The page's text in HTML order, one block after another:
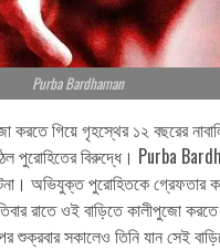
Purba Bardhaman
গিয়ে গৃহস্থের ১২ বছরের
পুরোহিতের বিরুদ্ধে। Purba
অভিযুক্ত পুরোহিতকে গ্রেফতার
রাতে ওই বাড়িতে কালীপুজো করতে
সকালেও তিনি যান সেই